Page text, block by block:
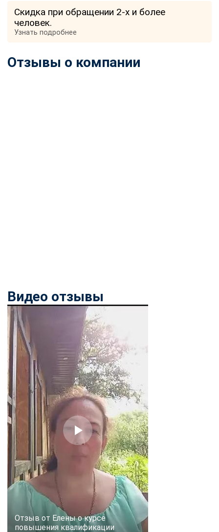
Скидка при обращении 2-х и более
человек.
Узнать подробнее
Отзывы о компании
Видео отзывы
Отзыв от Елены о курсе
повышения квалификации